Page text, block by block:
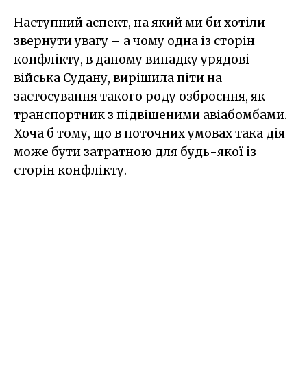
Наступний аспект, на який ми би хотіли
звернути увагу – а чому одна із сторін
конфлікту, в даному випадку урядові
війська Судану, вирішила піти на
застосування такого роду озброєння, як
транспортник з підвішеними авіабомбами.
Хоча б тому, що в поточних умовах така дія
може бути затратною для будь-якої із
сторін конфлікту.